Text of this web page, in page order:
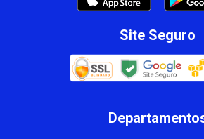
Site Seguro